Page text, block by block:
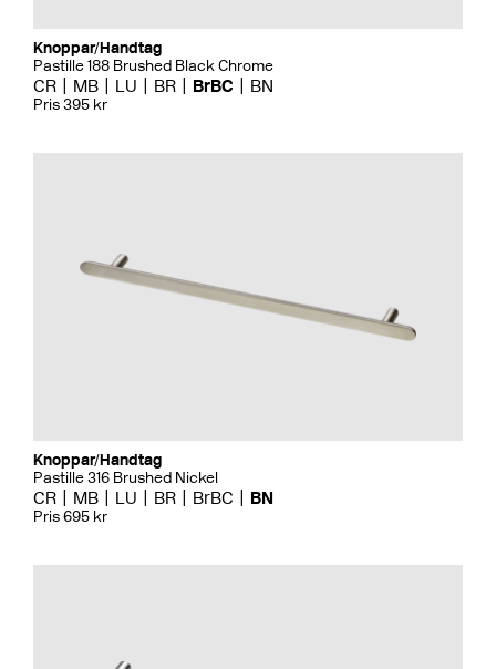
Knoppar/Handtag
Pastille 188 Brushed Black Chrome
CR MB LU BR BrBC BN
Pris 395 kr
Knoppar/Handtag
Pastille 316 Brushed Nickel
CR MB LU BR BrBC BN
Pris 695 kr